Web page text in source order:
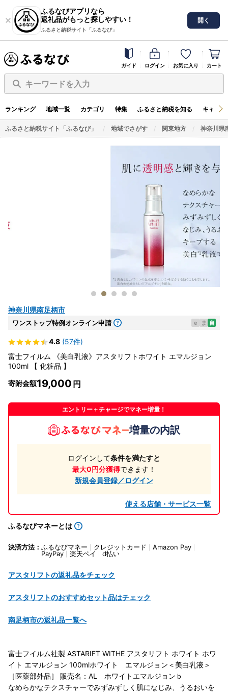
ふるなびアプリなら
返礼品がもっと探しやすい！
ふるさと納税サイト「ふるなび」
開く
ガイド ログイン お気に入り カート
キーワードを入力
ランキング 地域一覧 カテゴリ 特集 ふるさと納税を知る キャン
ふるさと納税サイト「ふるなび」 地域でさがす 関東地方 神奈川県
神奈川県南足柄市
ワンストップ特例オンライン申請 e ま 自
4.8 (57件)
富士フイルム 《美白乳液》アスタリフトホワイト エマルジョン
100ml 【 化粧品 】
寄附金額19,000
エントリー＋チャージでマネー増量！
増量の内訳
ログインして条件を満たすと
最大0円分獲得できます！
新規会員登録／ログイン
使える店舗・サービス一覧
ふるなびマネーとは
決済方法： ふるなびマネー クレジットカード
Amazon Pay
PayPay
楽天ペイ d払い
アスタリフトの返礼品をチェック
アスタリフトのおすすめセット品はチェック
南足柄市の返礼品一覧へ
富士フイルム社製 ASTARIFT WITHE アスタリフト ホワイト ホワ
イト エマルジョン 100mlホワイト エマルジョン＜美白乳液＞
［医薬部外品］ 販売名：AL ホワイトエマルジョンｂ
なめらかなテクスチャーでみずみずしく肌になじみ、うるおいを